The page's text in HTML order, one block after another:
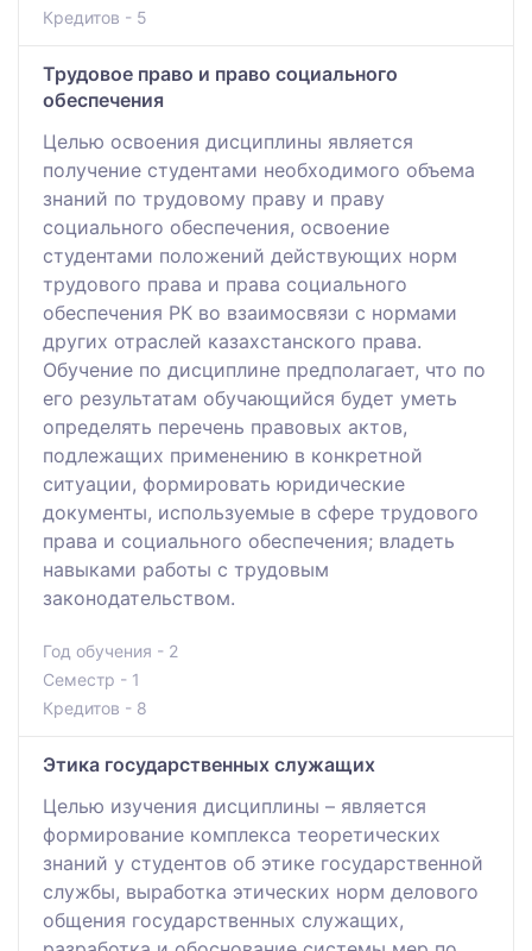
Кредитов - 5
Трудовое право и право социального
обеспечения
Целью освоения дисциплины является
получение студентами необходимого объема
знаний по трудовому праву и праву
социального обеспечения, освоение
студентами положений действующих норм
трудового права и права социального
обеспечения РК во взаимосвязи с нормами
других отраслей казахстанского права.
Обучение по дисциплине предполагает, что по
его результатам обучающийся будет уметь
определять перечень правовых актов,
подлежащих применению в конкретной
ситуации, формировать юридические
документы, используемые в сфере трудового
права и социального обеспечения; владеть
навыками работы с трудовым
законодательством.
Год обучения - 2
Семестр - 1
Кредитов - 8
Этика государственных служащих
Целью изучения дисциплины – является
формирование комплекса теоретических
знаний у студентов об этике государственной
службы, выработка этических норм делового
общения государственных служащих,